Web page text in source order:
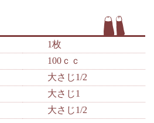
1枚
100ｃｃ
大さじ1/2
大さじ1
大さじ1/2